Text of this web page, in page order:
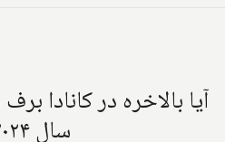
آیا بالاخره در کانادا
سال ۲۰۲۴ چگونه خواهد بود؟